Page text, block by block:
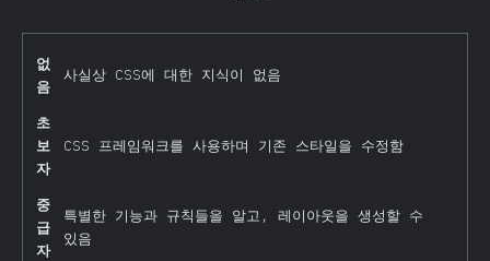
없
음
사실상 CSS에 대한 지식이 없음
초
보
자
CSS 프레임워크를 사용하며 기존 스타일을 수정함
중
급
자
특별한 기능과 규칙들을 알고, 레이아웃을 생성할 수
있음